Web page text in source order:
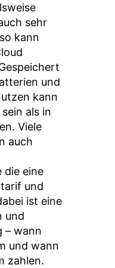
sehr
kann
und
kann
als in
Viele
auch
die eine
und
ist eine
und
– wann
und wann
zahlen.